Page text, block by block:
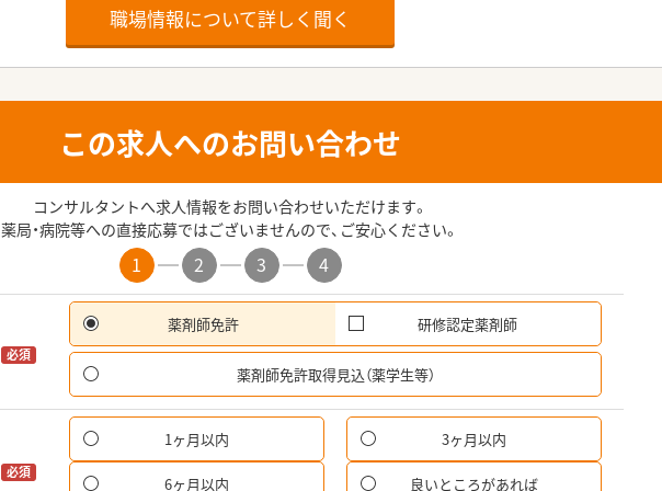
職場情報について詳しく聞く
この求人へのお問い合わせ
コンサルタントへ求人情報をお問い合わせいただけます。
薬局・病院等への直接応募ではございませんので、ご安心ください。
1 2 3 4
必須
薬剤師免許 研修認定薬剤師
薬剤師免許取得見込（薬学生等）
必須
1ヶ月以内 3ヶ月以内
6ヶ月以内 良いところがあれば